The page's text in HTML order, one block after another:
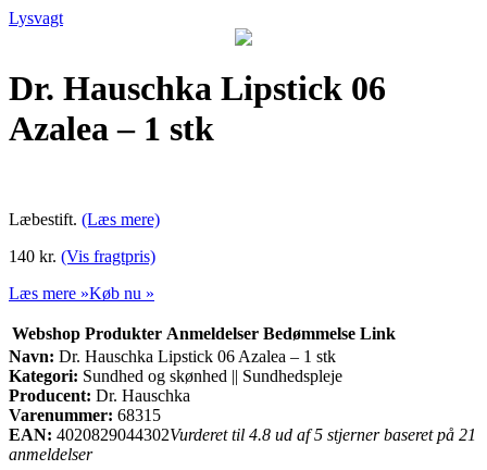
Lysvagt
Dr. Hauschka Lipstick 06
Azalea – 1 stk
Læbestift. (Læs mere)
140 kr. (Vis fragtpris)
Læs mere »Køb nu »
Webshop Produkter Anmeldelser Bedømmelse Link
Navn: Dr. Hauschka Lipstick 06 Azalea – 1 stk
Kategori: Sundhed og skønhed || Sundhedspleje
Producent: Dr. Hauschka
Varenummer: 68315
EAN: 4020829044302Vurderet til 4.8 ud af 5 stjerner baseret på 21
anmeldelser